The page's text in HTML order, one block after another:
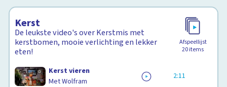
Kerst
De leukste video's over Kerstmis met
kerstbomen, mooie verlichting en lekker
eten!
Afspeellijst
20items
Kerst vieren
Met Wolfram
2:11